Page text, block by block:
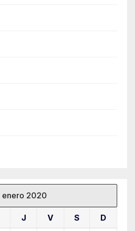
enero 2020
J V S D